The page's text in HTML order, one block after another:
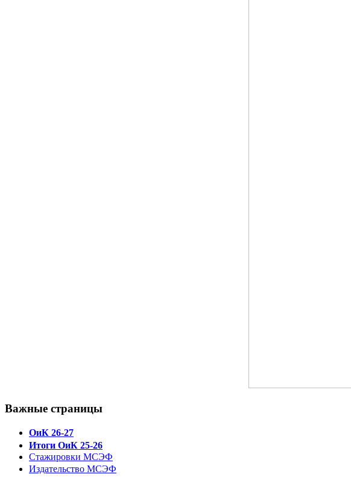
Важные страницы
ОиК 26-27
Итоги ОиК 25-26
Стажировки МСЭФ
Издательство МСЭФ